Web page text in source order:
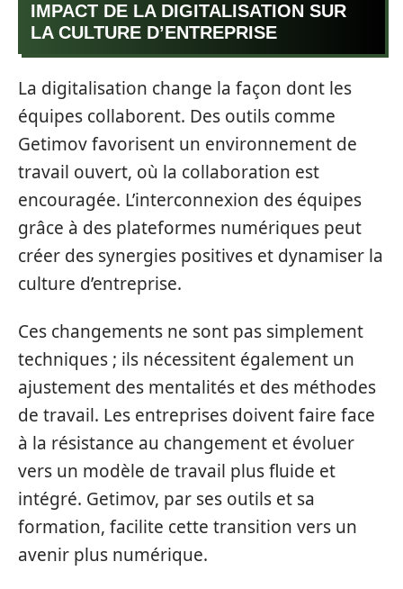
IMPACT DE LA DIGITALISATION SUR
LA CULTURE D’ENTREPRISE
La digitalisation change la façon dont les
équipes collaborent. Des outils comme
Getimov favorisent un environnement de
travail ouvert, où la collaboration est
encouragée. L’interconnexion des équipes
grâce à des plateformes numériques peut
créer des synergies positives et dynamiser la
culture d’entreprise.
Ces changements ne sont pas simplement
techniques ; ils nécessitent également un
ajustement des mentalités et des méthodes
de travail. Les entreprises doivent faire face
à la résistance au changement et évoluer
vers un modèle de travail plus fluide et
intégré. Getimov, par ses outils et sa
formation, facilite cette transition vers un
avenir plus numérique.